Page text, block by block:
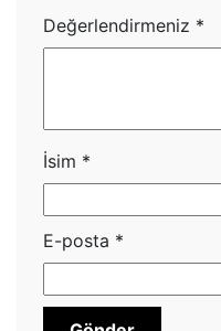
Değerlendirmeniz *
İsim *
E-posta *